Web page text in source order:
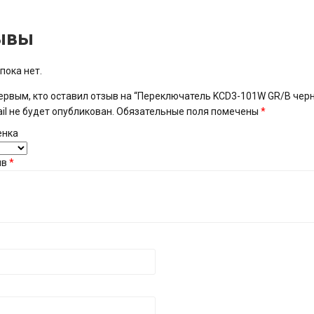
нет.
кто оставил отзыв на “Переключатель KCD3-101W GR/B
не будет опубликован. Обязательные поля помечены *
*